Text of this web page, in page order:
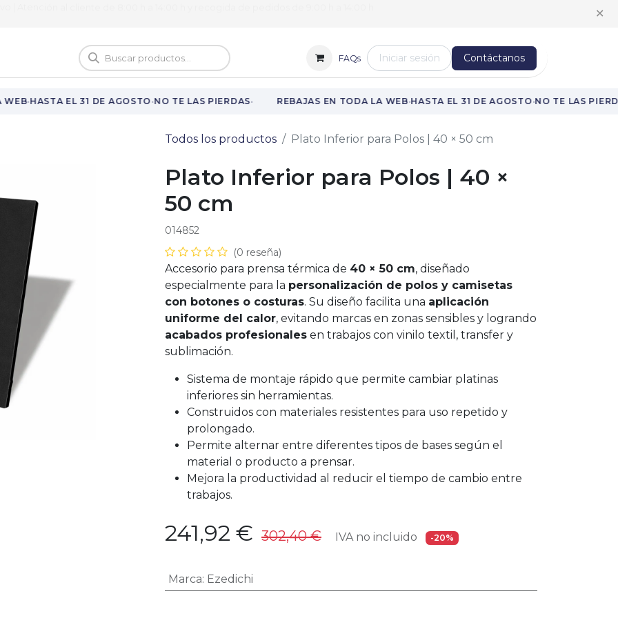
✕
Vuelta al cole FAQs Iniciar sesión Contáctanos
·HASTA EL 31 DE AGOSTO·NO TE LAS PIERDAS· REBAJAS EN TODA LA WEB·HASTA EL 31 DE AGOSTO·NO TE LAS
Todos los productos Plato Inferior para Polos | 40 × 50 cm
Plato Inferior para Polos | 40 ×
50 cm
014852
(0 reseña)
Accesorio para prensa térmica de 40 × 50 cm, diseñado
especialmente para la personalización de polos y camisetas
con botones o costuras. Su diseño facilita una aplicación
uniforme del calor, evitando marcas en zonas sensibles y logrando
acabados profesionales en trabajos con vinilo textil, transfer y
sublimación.
Sistema de montaje rápido que permite cambiar platinas
inferiores sin herramientas.
Construidos con materiales resistentes para uso repetido y
prolongado.
Permite alternar entre diferentes tipos de bases según el
material o producto a prensar.
Mejora la productividad al reducir el tiempo de cambio entre
trabajos.
241,92 € 302,40€ IVA no incluido -20%
Marca: Ezedichi